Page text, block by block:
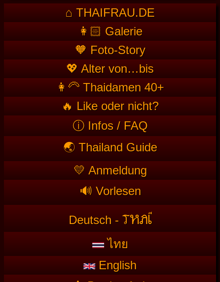
⌂ THAIFRAU.DE
👩🏻 Galerie
🧡 Foto-Story
💖 Alter von…bis
👩‍🦳 Thaidamen 40+
🔥 Like oder nicht?
ⓘ Infos / FAQ
🌏 Thailand Guide
💛 Anmeldung
🔊 Vorlesen
Deutsch - THAI
ไทย
English